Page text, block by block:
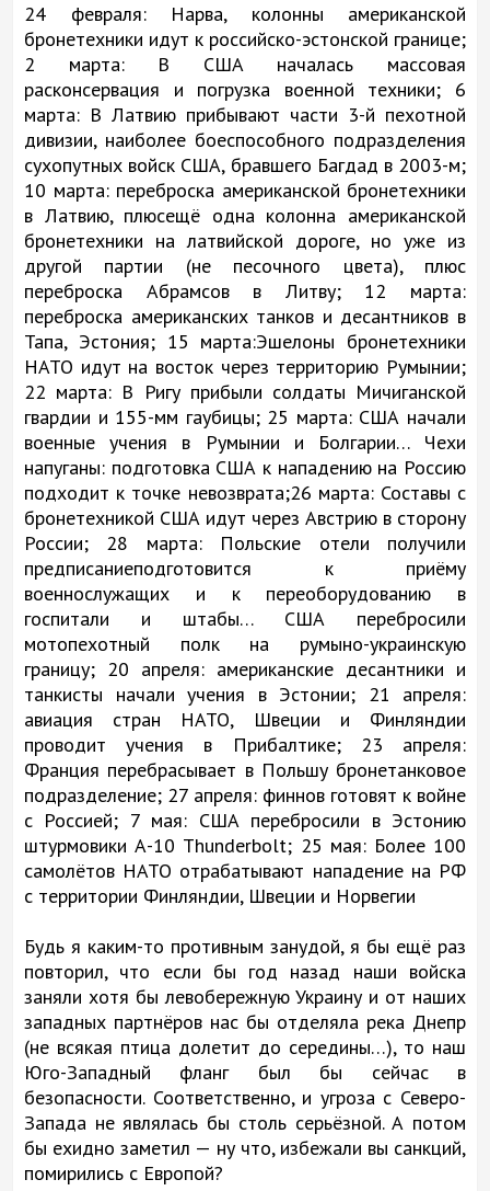
24 февраля: Нарва, колонны американской
бронетехники идут к российско-эстонской границе;
2 марта: В США началась массовая
расконсервация и погрузка военной техники; 6
марта: В Латвию прибывают части 3-й пехотной
дивизии, наиболее боеспособного подразделения
сухопутных войск США, бравшего Багдад в 2003-м;
10 марта: переброска американской бронетехники
в Латвию, плюсещё одна колонна американской
бронетехники на латвийской дороге, но уже из
другой партии (не песочного цвета), плюс
переброска Абрамсов в Литву; 12 марта:
переброска американских танков и десантников в
Тапа, Эстония; 15 марта:Эшелоны бронетехники
НАТО идут на восток через территорию Румынии;
22 марта: В Ригу прибыли солдаты Мичиганской
гвардии и 155-мм гаубицы; 25 марта: США начали
военные учения в Румынии и Болгарии… Чехи
напуганы: подготовка США к нападению на Россию
подходит к точке невозврата;26 марта: Составы с
бронетехникой США идут через Австрию в сторону
России; 28 марта: Польские отели получили
предписаниеподготовится к приёму
военнослужащих и к переоборудованию в
госпитали и штабы… США перебросили
мотопехотный полк на румыно-украинскую
границу; 20 апреля: американские десантники и
танкисты начали учения в Эстонии; 21 апреля:
авиация стран НАТО, Швеции и Финляндии
проводит учения в Прибалтике; 23 апреля:
Франция перебрасывает в Польшу бронетанковое
подразделение; 27 апреля: финнов готовят к войне
с Россией; 7 мая: США перебросили в Эстонию
штурмовики А-10 Thunderbolt; 25 мая: Более 100
самолётов НАТО отрабатывают нападение на РФ
с территории Финляндии, Швеции и Норвегии
Будь я каким-то противным занудой, я бы ещё раз
повторил, что если бы год назад наши войска
заняли хотя бы левобережную Украину и от наших
западных партнёров нас бы отделяла река Днепр
(не всякая птица долетит до середины…), то наш
Юго-Западный фланг был бы сейчас в
безопасности. Соответственно, и угроза с Северо-
Запада не являлась бы столь серьёзной. А потом
бы ехидно заметил — ну что, избежали вы санкций,
помирились с Европой?